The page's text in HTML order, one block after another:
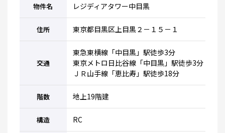
物件名 レジディアタワー中目黒
住所 東京都目黒区上目黒２－１５－１
交通
東急東横線「中目黒」駅徒歩3分
東京メトロ日比谷線「中目黒」駅徒歩3分
ＪＲ山手線「恵比寿」駅徒歩18分
階数 地上19階建
構造 RC